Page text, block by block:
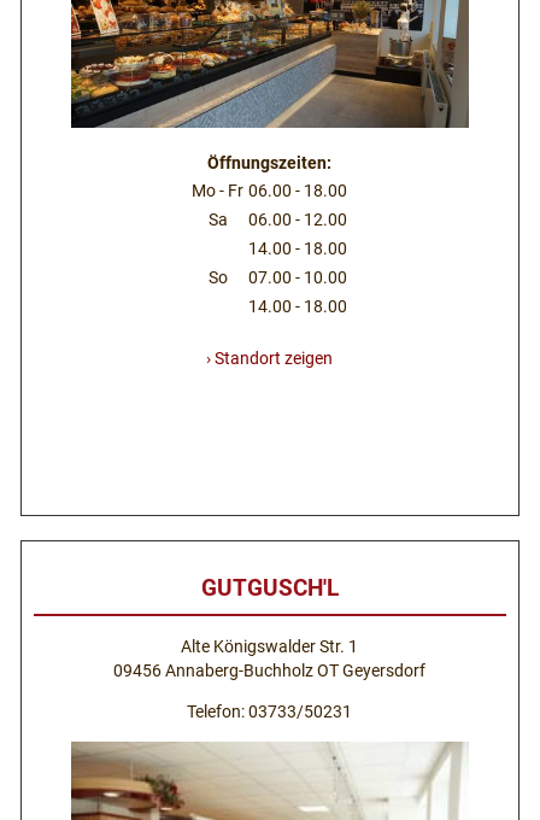
Öffnungszeiten:
Mo - Fr 06.00 - 18.00
Sa
06.00 - 12.00
14.00 - 18.00
So
07.00 - 10.00
14.00 - 18.00
› Standort zeigen
GUTGUSCH'L
Alte Königswalder Str. 1
09456 Annaberg-Buchholz OT Geyersdorf
Telefon: 03733/50231